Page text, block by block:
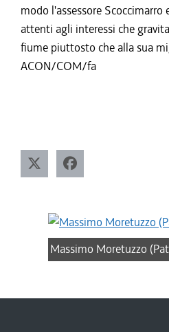
modo l'assessore Scoccimarro
attenti agli interessi che
fiume piuttosto che alla sua
ACON/COM/fa
Massimo Moretuzzo